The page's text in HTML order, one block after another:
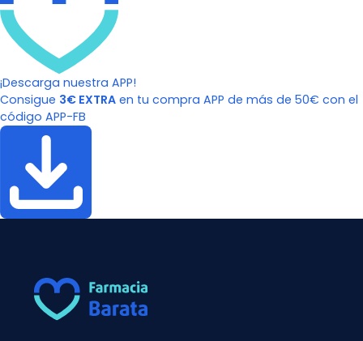
¡Descarga nuestra APP!
Consigue 3€ EXTRA en tu compra APP de más de 50€ con el
código APP-FB